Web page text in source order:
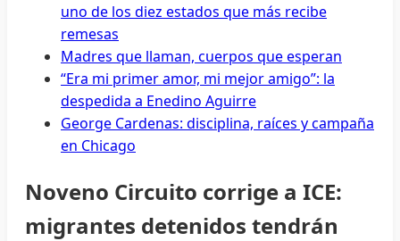
uno de los diez estados que más recibe
remesas
Madres que llaman, cuerpos que esperan
“Era mi primer amor, mi mejor amigo”: la
despedida a Enedino Aguirre
George Cardenas: disciplina, raíces y campaña
en Chicago
Noveno Circuito corrige a ICE:
migrantes detenidos tendrán